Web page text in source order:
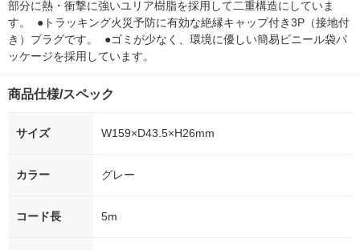
部分に熱・衝撃に強いユリア樹脂を採用して二重構造にしていま
す。  ●トラッキング火災予防に有効な絶縁キャップ付き3P（接地付
き）プラグです。  ●ゴミが少なく、環境に優しい簡易ビニール袋パ
ッケージを採用しています。
商品仕様/スペック
サイズ W159×D43.5×H26mm
カラー グレー
コード長 5m